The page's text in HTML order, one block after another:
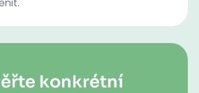
konkrétní